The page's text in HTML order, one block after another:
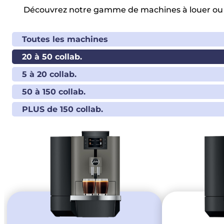
Découvrir l’offre clé en main Catalogue
Découvrez notre gamme de machines à louer
Toutes les machines
20 à 50 collab.
5 à 20 collab.
50 à 150 collab.
PLUS de 150 collab.